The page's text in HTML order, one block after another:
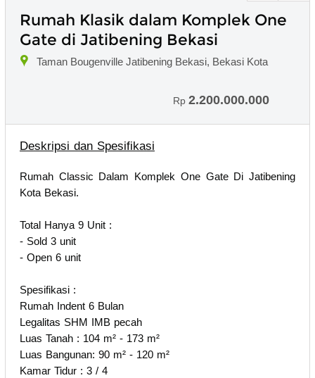
Rumah Klasik dalam Komplek One
Gate di Jatibening Bekasi
Taman Bougenville Jatibening Bekasi, Bekasi Kota
Rp 2.200.000.000
Deskripsi dan Spesifikasi
Rumah Classic Dalam Komplek One Gate Di Jatibening
Kota Bekasi.
Total Hanya 9 Unit :
- Sold 3 unit
- Open 6 unit
Spesifikasi :
Rumah Indent 6 Bulan
Legalitas SHM IMB pecah
Luas Tanah : 104 m² - 173 m²
Luas Bangunan: 90 m² - 120 m²
Kamar Tidur : 3 / 4